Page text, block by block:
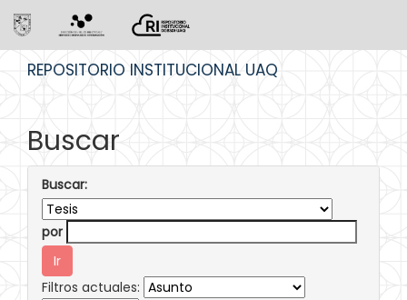
REPOSITORIO INSTITUCIONAL UAQ
Buscar
Buscar:
por
Filtros actuales: